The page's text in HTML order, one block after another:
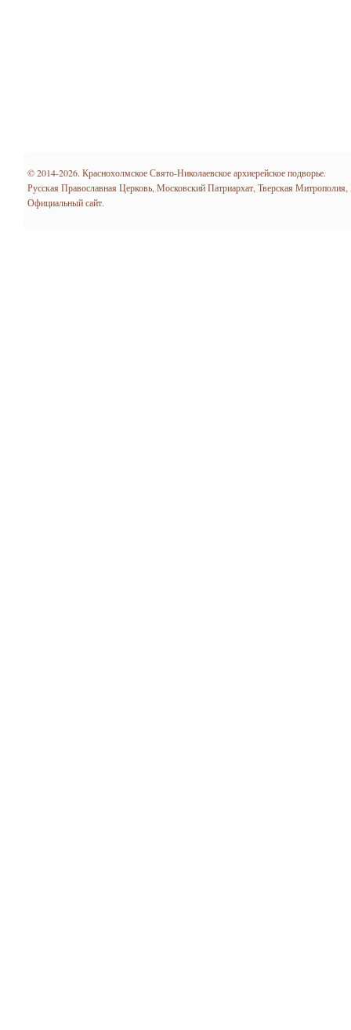
© 2014-2026. Краснохолмское Свято-Николаевское архиерейское подворье.
Русская Православная Церковь, Московский Патриархат, Тверская
Официальный сайт.